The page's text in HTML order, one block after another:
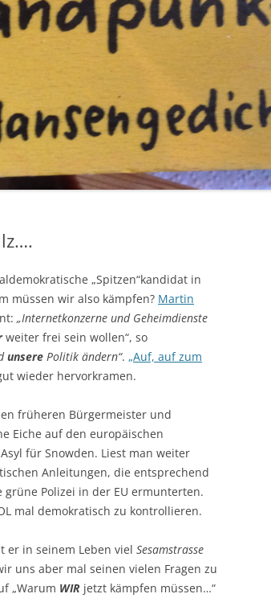
„Spitzen“kandidat in
müssen wir also kämpfen? Martin
„Internetkonzerne und Geheimdienste
weiter frei sein wollen“, so
unsere Politik ändern“. „Auf, auf zum
wieder hervorkramen.
früheren Bürgermeister und
Eiche auf den europäischen
für Snowden. Liest man weiter
Anleitungen, die entsprechend
Polizei in der EU ermunterten.
mal demokratisch zu kontrollieren.
er in seinem Leben viel Sesamstrasse
uns aber mal seinen vielen Fragen zu
„Warum WIR jetzt kämpfen müssen…“